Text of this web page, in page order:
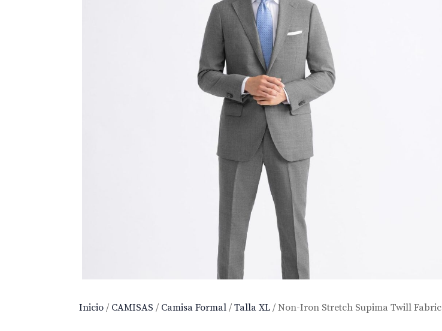
Inicio / CAMISAS / Camisa Formal / Talla XL / Non-Iron Stretch Supima Twill Fabric